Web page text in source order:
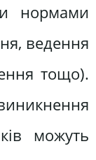
нормами
ведення
тощо).
можуть